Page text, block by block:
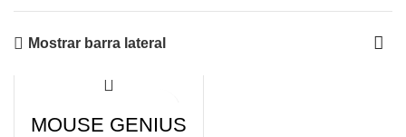
Mostrar barra lateral
MOUSE GENIUS